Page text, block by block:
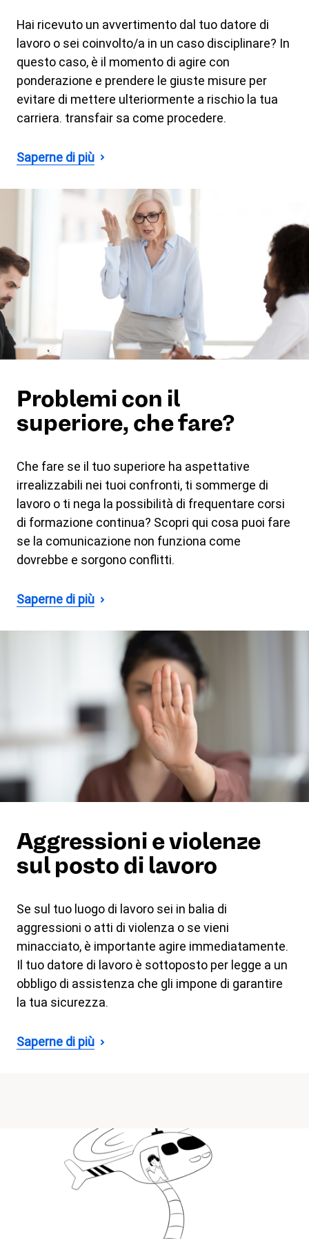
Hai ricevuto un avvertimento dal tuo datore di
lavoro o sei coinvolto/a in un caso disciplinare? In
questo caso, è il momento di agire con
ponderazione e prendere le giuste misure per
evitare di mettere ulteriormente a rischio la tua
carriera. transfair sa come procedere.
Saperne di più
Problemi con il
superiore, che fare?
Che fare se il tuo superiore ha aspettative
irrealizzabili nei tuoi confronti, ti sommerge di
lavoro o ti nega la possibilità di frequentare corsi
di formazione continua? Scopri qui cosa puoi fare
se la comunicazione non funziona come
dovrebbe e sorgono conflitti.
Saperne di più
Aggressioni e violenze
sul posto di lavoro
Se sul tuo luogo di lavoro sei in balia di
aggressioni o atti di violenza o se vieni
minacciato, è importante agire immediatamente.
Il tuo datore di lavoro è sottoposto per legge a un
obbligo di assistenza che gli impone di garantire
la tua sicurezza.
Saperne di più